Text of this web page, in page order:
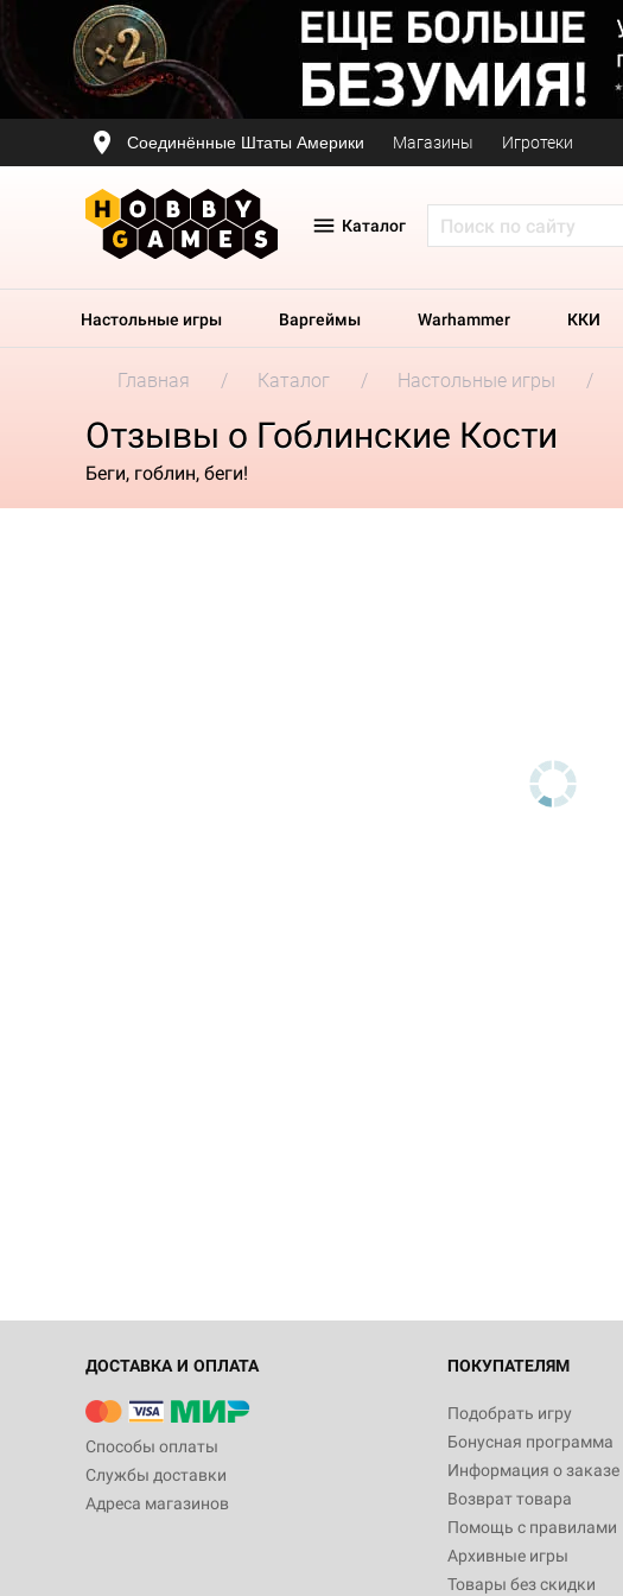
Соединённые Штаты Америки Магазины Игротеки
Каталог
Настольные игры Варгеймы Warhammer ККИ
Главная Каталог Настольные игры
Отзывы о Гоблинские Кости
Беги, гоблин, беги!
ДОСТАВКА И ОПЛАТА
Способы оплаты
Службы доставки
Адреса магазинов
ПОКУПАТЕЛЯМ
Подобрать игру
Бонусная программа
Информация о заказе
Возврат товара
Помощь с правилами
Архивные игры
Товары без скидки